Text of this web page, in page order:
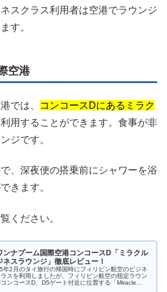
スクラス利用者は空港でラウンジ
す。
空港
では、
コンコースDにあるミラク
利用することができます。食事が非
ジです。
、深夜便の搭乗前にシャワーを浴
きます。
ください。
ンナプーム国際空港コンコースD「ミラクル
ネスラウンジ」徹底レビュー！
年2月のタイ旅行の帰国時にフィリピン航空のビジネ
ラスを利用しましたが、フィリピン航空の指定ラウン
コンコースD、D5ゲート付近に位置する「Miracle